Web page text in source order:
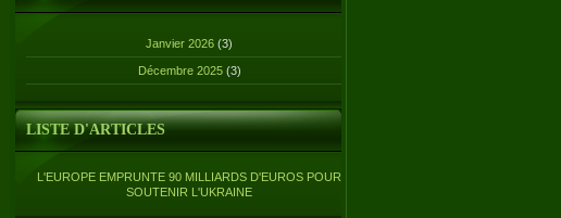
Janvier 2026 (3)
Décembre 2025 (3)
LISTE D'ARTICLES
L'EUROPE EMPRUNTE 90 MILLIARDS D'EUROS POUR
SOUTENIR L'UKRAINE